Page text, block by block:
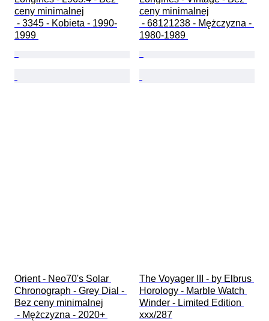
ceny minimalnej
1999
ceny minimalnej
1980-1989
Orient - Neo70's Solar
Chronograph - Grey Dial -
Bez ceny minimalnej
- Mężczyzna - 2020+
The Voyager III - by Elbrus
Horology - Marble Watch
Winder - Limited Edition
xxx/287